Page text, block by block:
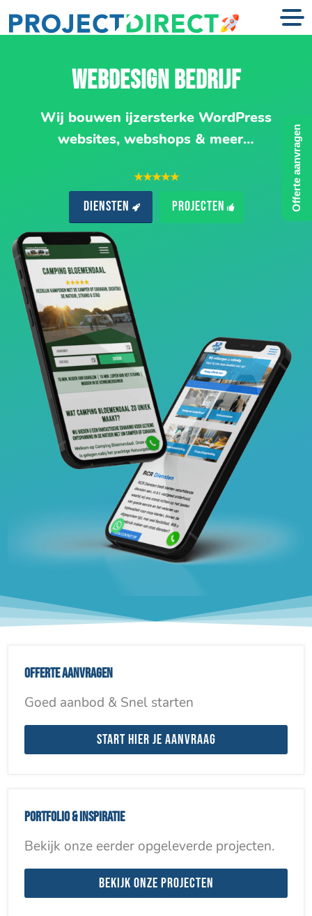
WEBDESIGN BEDRIJF
Wij bouwen ijzersterke WordPress
websites, webshops & meer…
★★★★★
Diensten Projecten
Offerte aanvragen
Goed aanbod & Snel starten
Start hier je aanvraag
Portfolio & inspiratie
Bekijk onze eerder opgeleverde projecten.
Bekijk onze projecten
Offerte aanvragen